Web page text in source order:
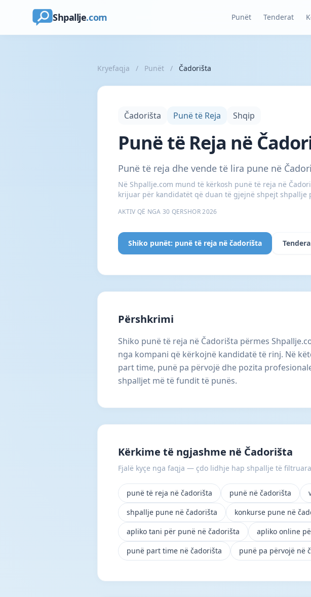
Shpallje.com Punët Tenderat
Kryefaqja / Punët / Čadorišta
Čadorišta Punë të Reja Shqip
Punë të Reja në
Punë të reja dhe vende të lira pune në
Në Shpallje.com mund të kërkosh punë të reja në
krijuar për kandidatët që duan të gjejnë shpejt
AKTIV QË NGA 30 QERSHOR 2026
Shiko punët: punë të reja në čadorišta
Përshkrimi
Shiko punë të reja në Čadorišta përmes
nga kompani që kërkojnë kandidatë të rinj. Në
part time, punë pa përvojë dhe pozita
shpalljet më të fundit të punës.
Kërkime të ngjashme në Čadorišta
Fjalë kyçe nga faqja — çdo lidhje hap shpallje të
punë të reja në čadorišta punë në čadorišta
shpallje pune në čadorišta
konkurse pune në
apliko tani për punë në čadorišta
apliko online
punë part time në čadorišta
punë pa përvojë në